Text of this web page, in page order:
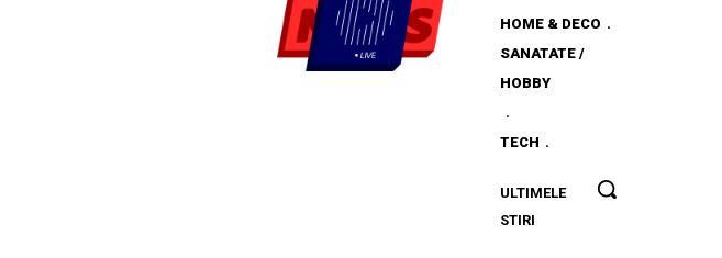
HOME & DECO
SANATATE /
HOBBY
TECH
ULTIMELE
STIRI
Trump